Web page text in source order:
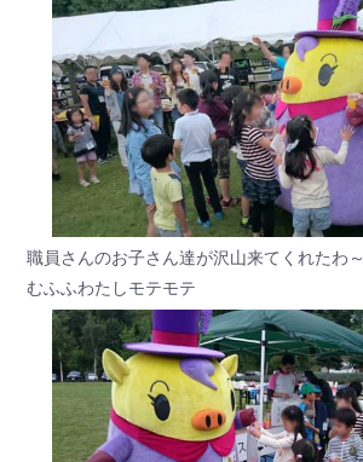
職員さんのお子さん達が沢山来てくれたわ～
むふふわたしモテモテ